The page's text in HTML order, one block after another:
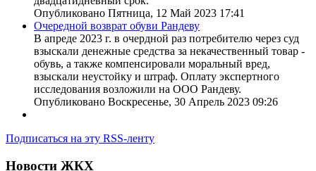
Опубликовано Пятница, 12 Май 2023 17:41
Очередной возврат обуви Рандеву
В апреде 2023 г. в очердной раз потребителю через суд
взыскали денежные средства за некачественный товар -
обувь, а также компенсировали моральный вред,
взыскали неустойку и штраф. Оплату экспертного
исследования возложили на ООО Рандеву.
Опубликовано Воскресенье, 30 Апрель 2023 09:26
Подписаться на эту RSS-ленту
Новости ЖКХ